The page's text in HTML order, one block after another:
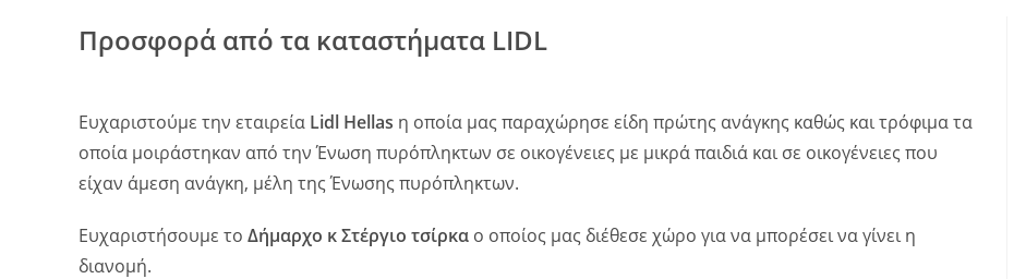
Προσφορά από τα καταστήματα LIDL
Ευχαριστούμε την εταιρεία Lidl Hellas η οποία μας παραχώρησε είδη πρώτης ανάγκης καθώς και τρόφιμα τα
οποία μοιράστηκαν από την Ένωση πυρόπληκτων σε οικογένειες με μικρά παιδιά και σε οικογένειες που
είχαν άμεση ανάγκη, μέλη της Ένωσης πυρόπληκτων.
Ευχαριστήσουμε το Δήμαρχο κ Στέργιο τσίρκα ο οποίος μας διέθεσε χώρο για να μπορέσει να γίνει η
διανομή.